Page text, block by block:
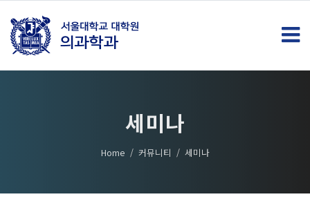
세미나
Home 커뮤니티 세미나